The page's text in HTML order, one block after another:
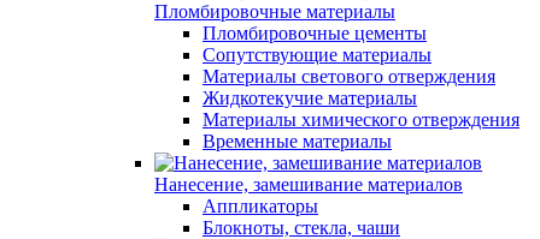
Пломбировочные материалы
Пломбировочные цементы
Сопутствующие материалы
Материалы светового отверждения
Жидкотекучие материалы
Материалы химического отверждения
Временные материалы
Нанесение, замешивание материалов
Аппликаторы
Блокноты, стекла, чаши